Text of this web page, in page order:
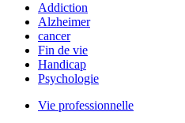
Addiction
Alzheimer
cancer
Fin de vie
Handicap
Psychologie
Vie professionnelle